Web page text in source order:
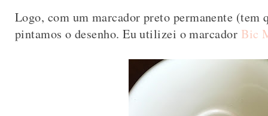
Logo, com um marcador preto permanente (tem
pintamos o desenho. Eu utilizei o marcador Bic